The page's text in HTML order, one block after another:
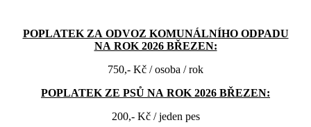
POPLATEK ZA ODVOZ KOMUNÁLNÍHO ODPADU
NA ROK 2026 BŘEZEN:
750,- Kč / osoba / rok
POPLATEK ZE PSŮ NA ROK 2026 BŘEZEN:
200,- Kč / jeden pes